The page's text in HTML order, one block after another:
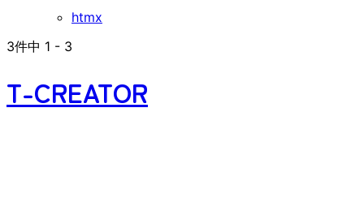
htmx
3件中 1 - 3
T-CREATOR